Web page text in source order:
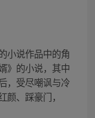
小说作品中的角
》的小说，其中
，受尽嘲讽与冷
、踩豪门，